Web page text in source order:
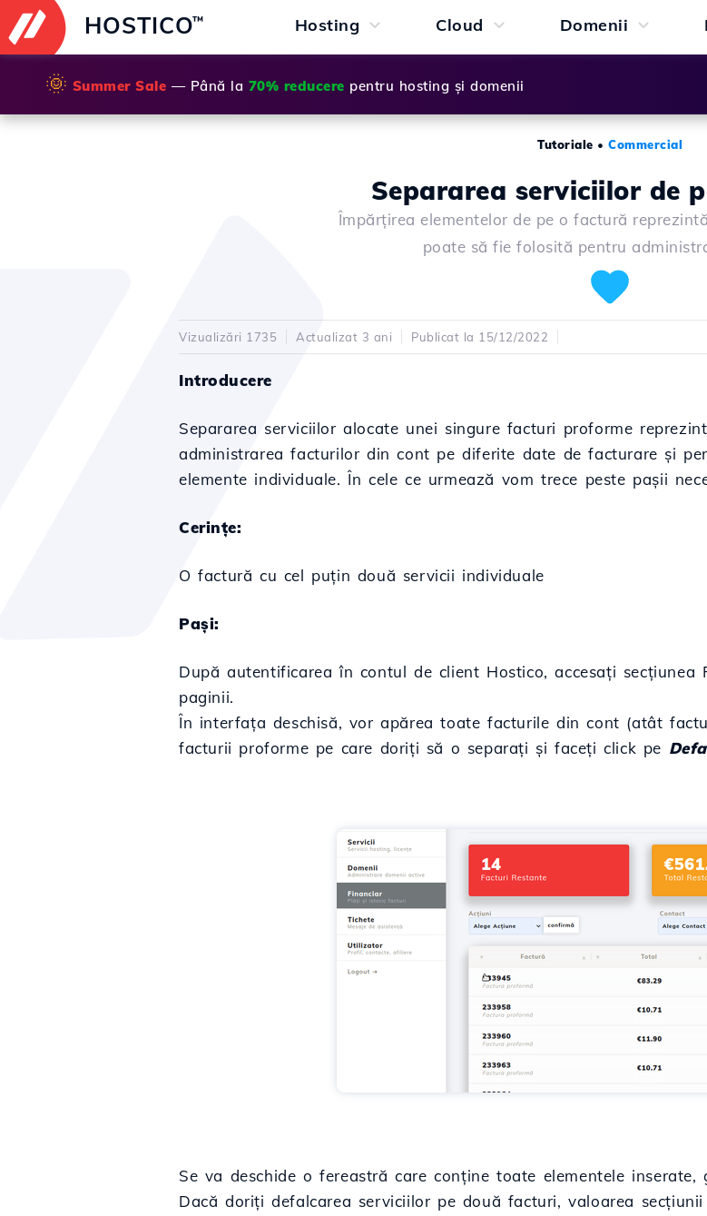
HOSTICO™ Hosting Cloud Domenii
🌞 Summer Sale — Până la 70% reducere pentru hosting și domenii
Tutoriale • Commercial
Separarea serviciilor de
Împărțirea elementelor de pe o factură
poate să fie folosită pentru
Vizualizări 1735 Actualizat 3 ani Publicat la 15/12/2022
Introducere
Separarea serviciilor alocate unei singure facturi proforme
administrarea facturilor din cont pe diferite date de facturare și
elemente individuale. În cele ce urmează vom trece peste pașii
Cerințe:
O factură cu cel puțin două servicii individuale
Pași:
După autentificarea în contul de client Hostico, accesați
paginii.
În interfața deschisă, vor apărea toate facturile din cont (atât
facturii proforme pe care doriți să o separați și faceți click pe
Se va deschide o fereastră care conține toate elementele
Dacă doriți defalcarea serviciilor pe două facturi, valoarea secțiunii